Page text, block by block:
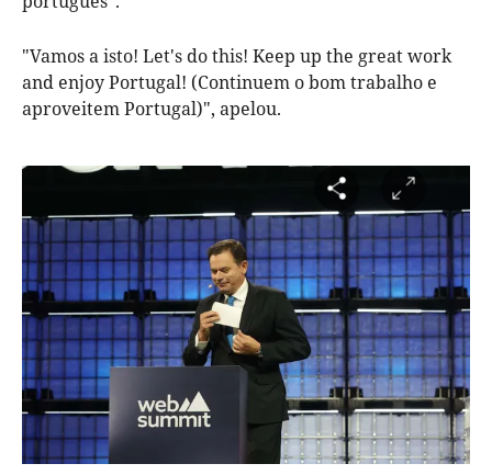
"Vamos a isto! Let's do this! Keep up the great work
and enjoy Portugal! (Continuem o bom trabalho e
aproveitem Portugal)", apelou.